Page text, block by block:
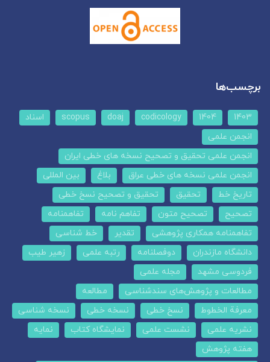
برچسب‌ها
1403
1404
codicology
doaj
scopus
اسناد
انجمن علمی
انجمن علمی تحقیق و تصحیح نسخه های خطی ایران
انجمن علمی نسخه های خطی عراق
بلاغ
بین المللی
تاریخ خط
تحقیق
تحقیق و تصحیح نسخ خطی
تصحیح
تصحیح متون تفاهم نامه
تفاهمنامه
تفاهمنامه همکاری پژوهشی
تقدیر
خط شناسی
دانشگاه مازندران
دوفصلنامه رتبه علمی
زهیر طیب
فردوسی مشهد
مجله علمی
مطالعات و پژوهش‌های سندشناسی
مطالعه
معرفة الخطوط
نسخ خطی نسخه خطی
نسخه شناسی
نشریه علمی
نشست علمی نمایشگاه کتاب
نمایه
هفته پژوهش